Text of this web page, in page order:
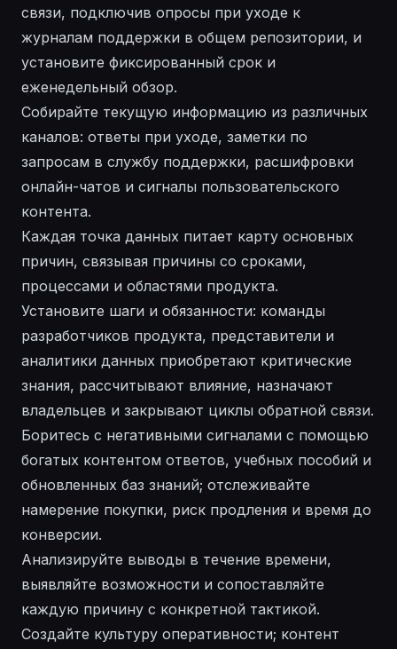
связи, подключив опросы при уходе к
журналам поддержки в общем репозитории, и
установите фиксированный срок и
еженедельный обзор.
Собирайте текущую информацию из различных
каналов: ответы при уходе, заметки по
запросам в службу поддержки, расшифровки
онлайн-чатов и сигналы пользовательского
контента.
Каждая точка данных питает карту основных
причин, связывая причины со сроками,
процессами и областями продукта.
Установите шаги и обязанности: команды
разработчиков продукта, представители и
аналитики данных приобретают критические
знания, рассчитывают влияние, назначают
владельцев и закрывают циклы обратной связи.
Боритесь с негативными сигналами с помощью
богатых контентом ответов, учебных пособий и
обновленных баз знаний; отслеживайте
намерение покупки, риск продления и время до
конверсии.
Анализируйте выводы в течение времени,
выявляйте возможности и сопоставляйте
каждую причину с конкретной тактикой.
Создайте культуру оперативности; контент